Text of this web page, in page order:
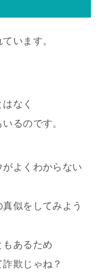
います。
なく
るのです。
よくわからない
似をしてみよう
あるため
欺じゃね？